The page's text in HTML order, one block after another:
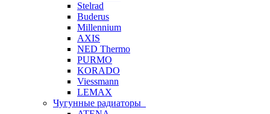
Stelrad
Buderus
Millennium
AXIS
NED Thermo
PURMO
KORADO
Viessmann
LEMAX
Чугунные радиаторы